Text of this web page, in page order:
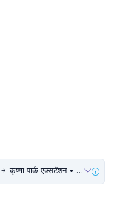
कृष्णा पार्क एक्सटेंशन • 10 मिनट चलें